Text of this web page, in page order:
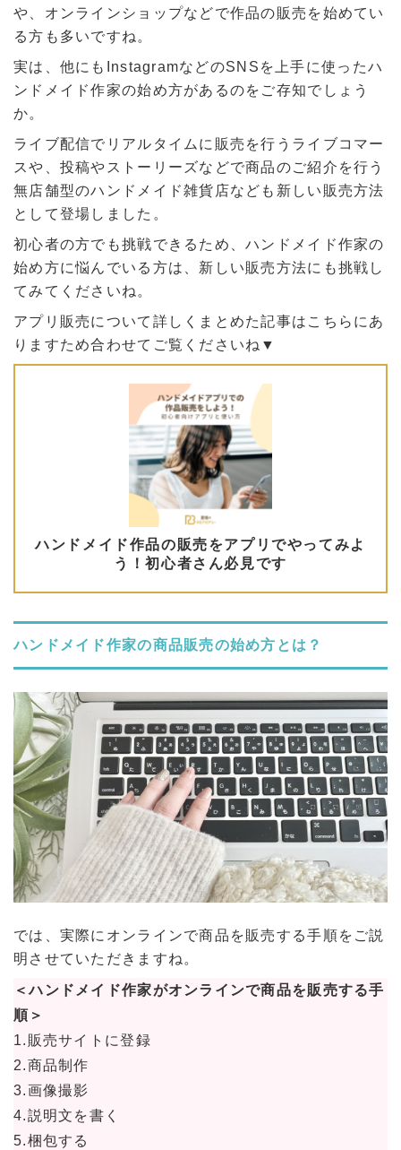
や、オンラインショップなどで作品の販売を始めてい
る方も多いですね。
実は、他にもInstagramなどのSNSを上手に使ったハ
ンドメイド作家の始め方があるのをご存知でしょう
か。
ライブ配信でリアルタイムに販売を行うライブコマー
スや、投稿やストーリーズなどで商品のご紹介を行う
無店舗型のハンドメイド雑貨店なども新しい販売方法
として登場しました。
初心者の方でも挑戦できるため、ハンドメイド作家の
始め方に悩んでいる方は、新しい販売方法にも挑戦し
てみてくださいね。
アプリ販売について詳しくまとめた記事はこちらにあ
りますため合わせてご覧くださいね▼
ハンドメイド作家の商品販売の始め方とは？
では、実際にオンラインで商品を販売する手順をご説
明させていただきますね。
＜ハンドメイド作家がオンラインで商品を販売する手
順＞
1.販売サイトに登録
2.商品制作
3.画像撮影
4.説明文を書く
5.梱包する